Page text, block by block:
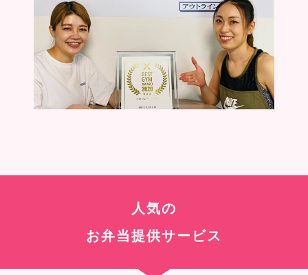
人気の
お弁当提供サービス